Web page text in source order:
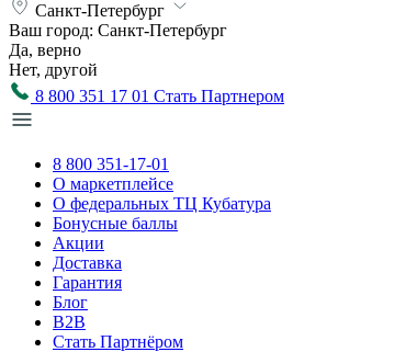
Санкт-Петербург
Ваш город: Санкт-Петербург
Да, верно
Нет, другой
8 800 351 17 01 Стать Партнером
8 800 351-17-01
О маркетплейсе
О федеральных ТЦ Кубатура
Бонусные баллы
Акции
Доставка
Гарантия
Блог
B2B
Стать Партнёром